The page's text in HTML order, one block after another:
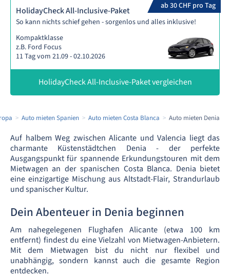
ab 30 CHF pro Tag
HolidayCheck All-Inclusive-Paket
So kann nichts schief gehen - sorgenlos und alles inklusive!
Kompaktklasse
z.B. Ford Focus
11 Tag vom 21.09 - 02.10.2026
HolidayCheck All-Inclusive-Paket vergleichen
Auto mieten Spanien Auto mieten Costa Blanca Auto mieten Denia
Auf halbem Weg zwischen Alicante und Valencia liegt das
charmante Küstenstädtchen Denia - der perfekte
Ausgangspunkt für spannende Erkundungstouren mit dem
Mietwagen an der spanischen Costa Blanca. Denia bietet
eine einzigartige Mischung aus Altstadt-Flair, Strandurlaub
und spanischer Kultur.
Dein Abenteuer in Denia beginnen
Am nahegelegenen Flughafen Alicante (etwa 100 km
entfernt) findest du eine Vielzahl von Mietwagen-Anbietern.
Mit dem Mietwagen bist du nicht nur flexibel und
unabhängig, sondern kannst auch die gesamte Region
entdecken.